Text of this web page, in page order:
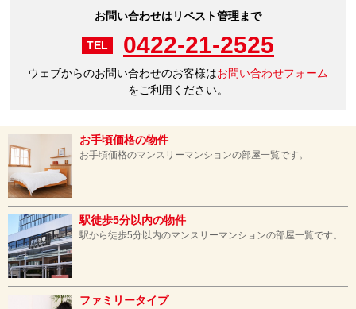
お問い合わせはリベスト管理まで
TEL 0422-21-2525
ウェブからのお問い合わせのお客様はお問い合わせフォーム
をご利用ください。
お手頃価格の物件
お手頃価格のマンスリーマンションの部屋一覧です。
駅徒歩5分以内の物件
駅から徒歩5分以内のマンスリーマンションの部屋一覧です。
ファミリータイプ